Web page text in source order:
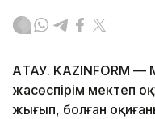
АҚТАУ. KAZINFORM —
жасөспірім мектеп
жығып, болған